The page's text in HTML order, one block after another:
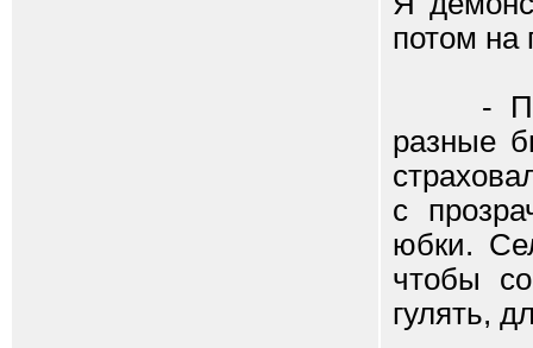
потом на
-
разные
с
юбки.
чтобы
гулять,